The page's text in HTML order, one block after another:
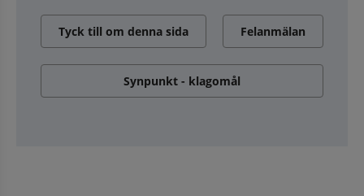
Tyck till om denna sida Felanmälan
Synpunkt - klagomål